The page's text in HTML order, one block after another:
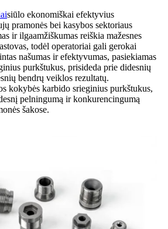
siūlo ekonomiškai efektyvius
pramonės bei kasybos sektoriaus
ir ilgaamžiškumas reiškia mažesnes
todėl operatoriai gali gerokai
našumas ir efektyvumas, pasiekiamas
purkštukus, prisideda prie didesnių
bendrų veiklos rezultatų.
kokybės karbido srieginius purkštukus,
pelningumą ir konkurencingumą
šakose.